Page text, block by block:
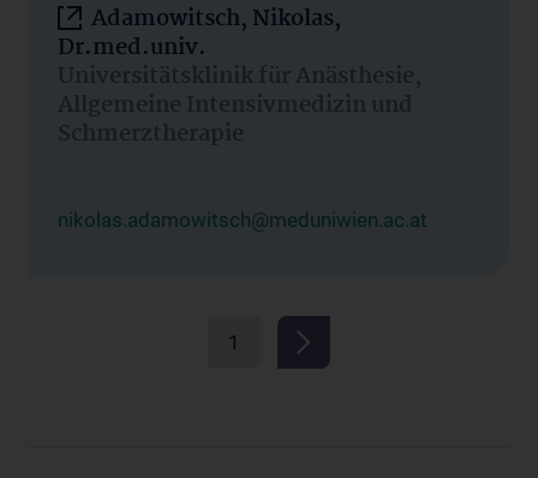
Adamowitsch, Nikolas,
Dr.med.univ.
Universitätsklinik für Anästhesie,
Allgemeine Intensivmedizin und
Schmerztherapie
nikolas.adamowitsch@meduniwien.ac.at
1